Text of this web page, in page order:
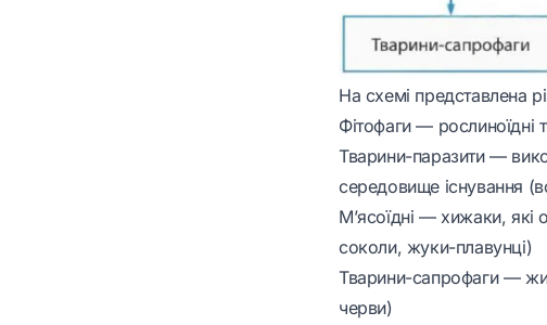
На схемі представлена
Фітофаги — рослиноїдні
Тварини-паразити —
середовище існування
М’ясоїдні — хижаки, які
соколи, жуки-плавунці)
Тварини-сапрофаги —
черви)